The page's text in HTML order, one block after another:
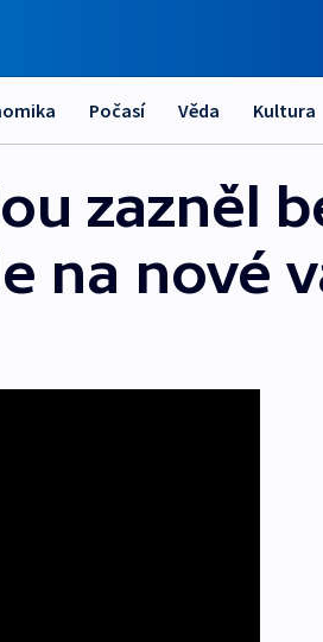
Počasí Věda Kultura
zazněl
na nové